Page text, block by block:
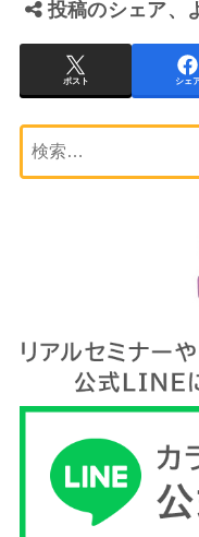
投稿のシェア、
ポスト シェ